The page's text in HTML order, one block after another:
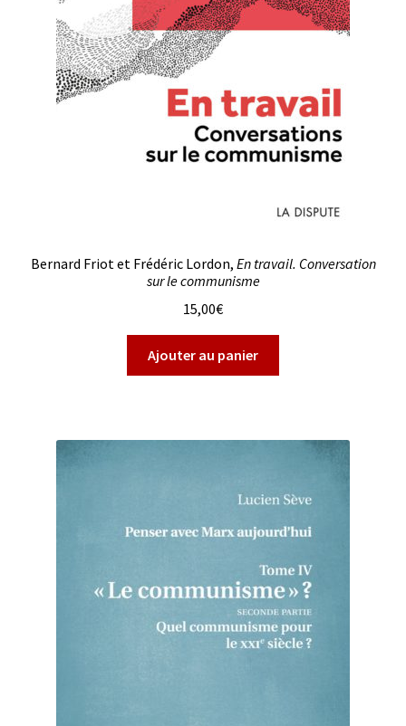
Bernard Friot et Frédéric Lordon, En travail. Conversation
sur le communisme
15,00€
Ajouter au panier